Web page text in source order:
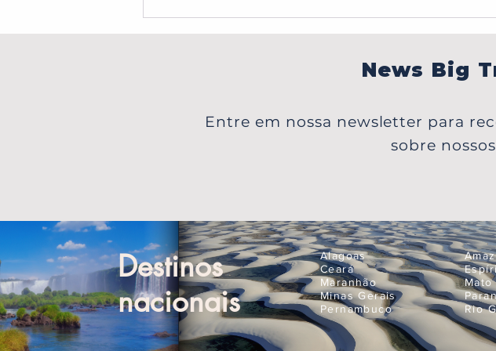
News Big
Entre em nossa newsletter para
sobre
Destinos
nacionais
Alagoas
Ceará
Maranhão
Minas Gerais
Pernambuco
Mato
Rio